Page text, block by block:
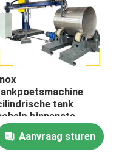
tank
binnenste
Aanvraag sturen